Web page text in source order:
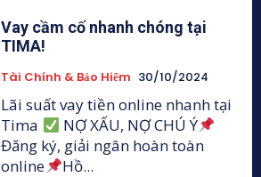
Vay cầm cố nhanh chóng tại
TIMA!
Tài Chính & Bảo Hiểm 30/10/2024
Lãi suất vay tiền online nhanh tại
Tima
NỢ XẤU, NỢ CHÚ Ý
Đăng ký, giải ngân hoàn toàn
online
Hồ...